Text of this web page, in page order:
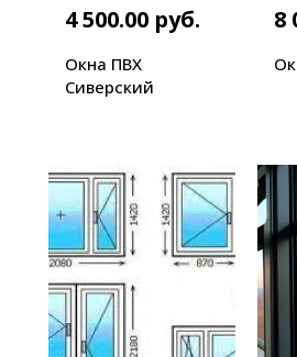
4 500.00 руб.
Окна ПВХ
Сиверский
8